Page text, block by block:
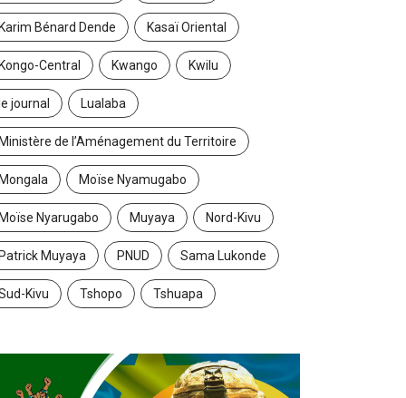
Karim Bénard Dende Kasaï Oriental
Kongo-Central Kwango Kwilu
le journal Lualaba
Ministère de l’Aménagement du Territoire
Mongala Moïse Nyamugabo
Moïse Nyarugabo Muyaya Nord-Kivu
Patrick Muyaya PNUD Sama Lukonde
Kivu Tshopo Tshuapa